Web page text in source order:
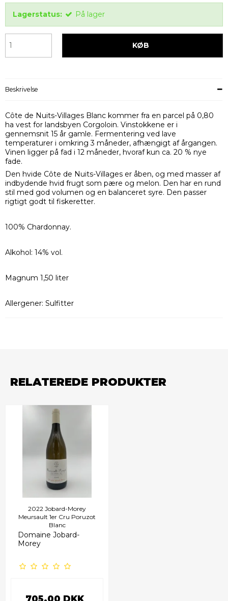
Lagerstatus: På lager
KØB
Beskrivelse
Côte de Nuits-Villages Blanc kommer fra en parcel på 0,80
ha vest for landsbyen Corgoloin. Vinstokkene er i
gennemsnit 15 år gamle. Fermentering ved lave
temperaturer i omkring 3 måneder, afhængigt af årgangen.
Vinen ligger på fad i 12 måneder, hvoraf kun ca. 20 % nye
fade.
Den hvide Côte de Nuits-Villages er åben, og med masser af
indbydende hvid frugt som pære og melon. Den har en rund
stil med god volumen og en balanceret syre. Den passer
rigtigt godt til fiskeretter.
100% Chardonnay.
Alkohol: 14% vol.
Magnum 1,50 liter
Allergener: Sulfitter
RELATEREDE PRODUKTER
2022 Jobard-Morey
Meursault 1er Cru Poruzot
Blanc
Domaine Jobard-
Morey